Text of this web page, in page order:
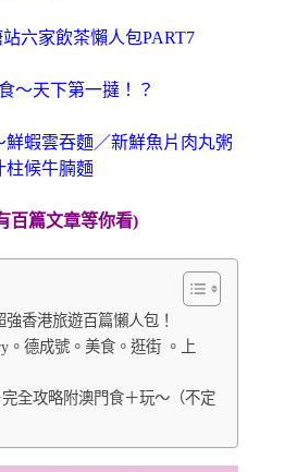
六家飲茶懶人包PART7
～天下第一撻！？
蝦雲吞麵／新鮮魚片肉丸粥
柱候牛腩麵
百篇文章等你看)
香港旅遊百篇懶人包！
。德成號。美食。逛街 。上
全攻略附澳門食＋玩～（不定